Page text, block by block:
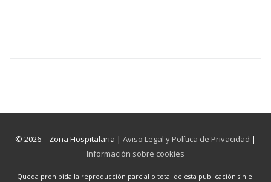
© 2026 – Zona Hospitalaria | Aviso Legal y Política de Privacidad |
Información sobre cookies
Queda prohibida la reproducción parcial o total de esta publicación sin el